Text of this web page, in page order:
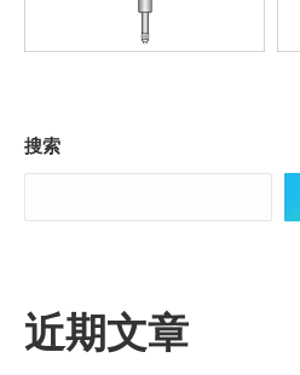
搜索
近期文章